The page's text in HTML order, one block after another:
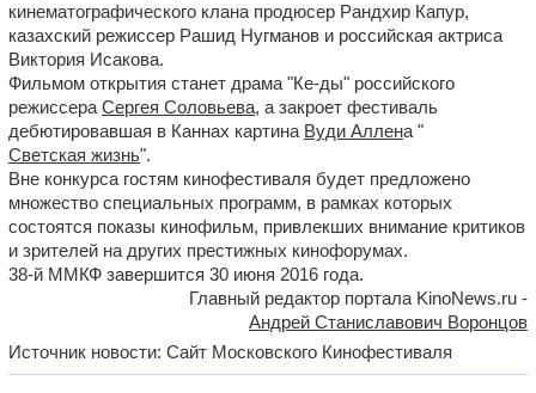
кинематографического клана продюсер Рандхир Капур,
казахский режиссер Рашид Нугманов и российская актриса
Виктория Исакова.
Фильмом открытия станет драма "Ке-ды" российского
режиссера Сергея Соловьева, а закроет фестиваль
дебютировавшая в Каннах картина Вуди Аллена "
Светская жизнь".
Вне конкурса гостям кинофестиваля будет предложено
множество специальных программ, в рамках которых
состоятся показы кинофильм, привлекших внимание критиков
и зрителей на других престижных кинофорумах.
38-й ММКФ завершится 30 июня 2016 года.
Главный редактор портала KinoNews.ru -
Андрей Станиславович Воронцов
Источник новости: Сайт Московского Кинофестиваля